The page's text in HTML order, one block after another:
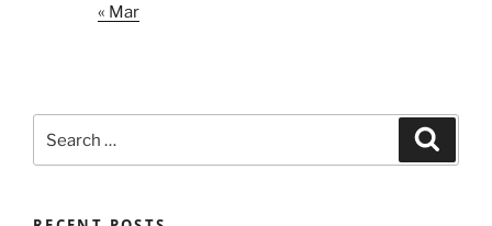
« Mar
for: